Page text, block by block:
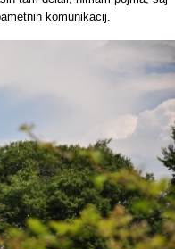
komunikacij.